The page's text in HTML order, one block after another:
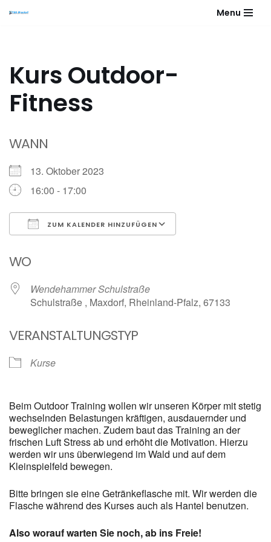
Menu
Kurs Outdoor-
Fitness
WANN
13. Oktober 2023
16:00 - 17:00
ZUM KALENDER HINZUFÜGEN
WO
Wendehammer Schulstraße
Schulstraße , Maxdorf, Rheinland-Pfalz, 67133
VERANSTALTUNGSTYP
Kurse
Beim Outdoor Training wollen wir unseren Körper mit stetig
wechselnden Belastungen kräftigen, ausdauernder und
beweglicher machen. Zudem baut das Training an der
frischen Luft Stress ab und erhöht die Motivation. Hierzu
werden wir uns überwiegend im Wald und auf dem
Kleinspielfeld bewegen.
Bitte bringen sie eine Getränkeflasche mit. Wir werden die
Flasche während des Kurses auch als Hantel benutzen.
Also worauf warten Sie noch, ab ins Freie!